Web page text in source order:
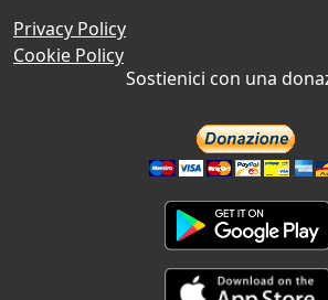
Privacy Policy
Cookie Policy
Sostienici con una